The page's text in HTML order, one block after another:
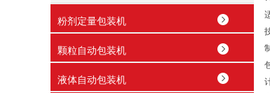
粉剂定量包装机
颗粒自动包装机
液体自动包装机